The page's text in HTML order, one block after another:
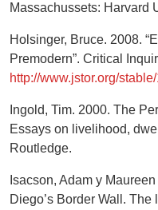
Massachussets: Harvard
Holsinger, Bruce. 2008.
Premodern”. Critical
http://www.jstor.org/
Ingold, Tim. 2000. The
Essays on livelihood,
Routledge.
Isacson, Adam y
Diego’s Border Wall.